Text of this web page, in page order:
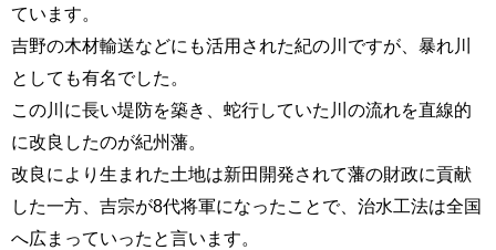
ています。
吉野の木材輸送などにも活用された紀の川ですが、暴れ川
としても有名でした。
この川に長い堤防を築き、蛇行していた川の流れを直線的
に改良したのが紀州藩。
改良により生まれた土地は新田開発されて藩の財政に貢献
した一方、吉宗が8代将軍になったことで、治水工法は全国
へ広まっていったと言います。